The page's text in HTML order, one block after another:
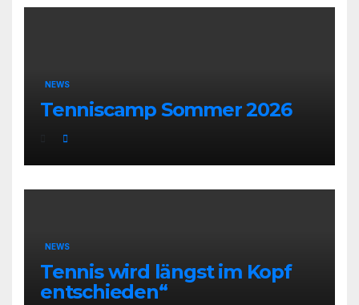
NEWS
Tenniscamp Sommer 2026
NEWS
Tennis wird längst im Kopf
entschieden“